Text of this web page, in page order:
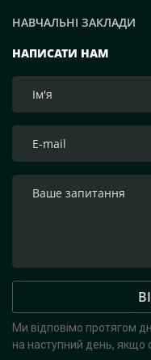
НАПИСАТИ НАМ
Ми відповімо протягом
на наступний день, якщо
НАВЧАЛЬНІ ЗАКЛАДИ